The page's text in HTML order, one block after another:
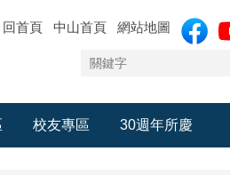
回首頁 中山首頁 網站地圖
校友專區 30週年所慶